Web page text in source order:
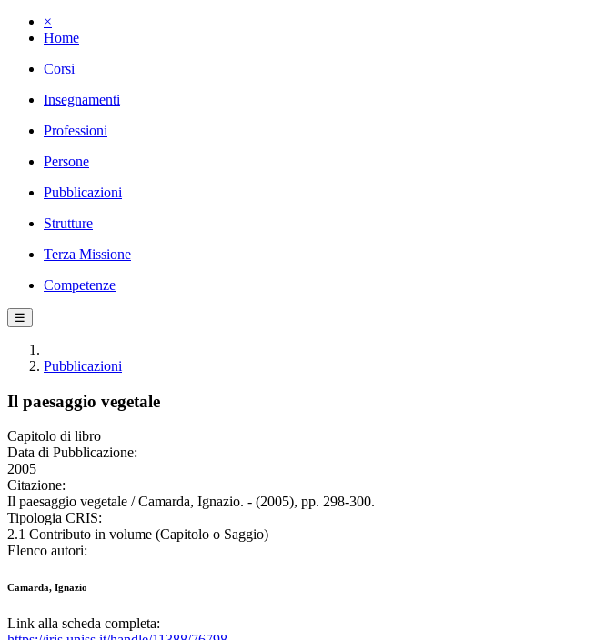
×
Home
Corsi
Insegnamenti
Professioni
Persone
Pubblicazioni
Strutture
Terza Missione
Competenze
☰
Pubblicazioni
Il paesaggio vegetale
Capitolo di libro
Data di Pubblicazione:
2005
Citazione:
Il paesaggio vegetale / Camarda, Ignazio. - (2005), pp. 298-300.
Tipologia CRIS:
2.1 Contributo in volume (Capitolo o Saggio)
Elenco autori:
Camarda, Ignazio
Link alla scheda completa: